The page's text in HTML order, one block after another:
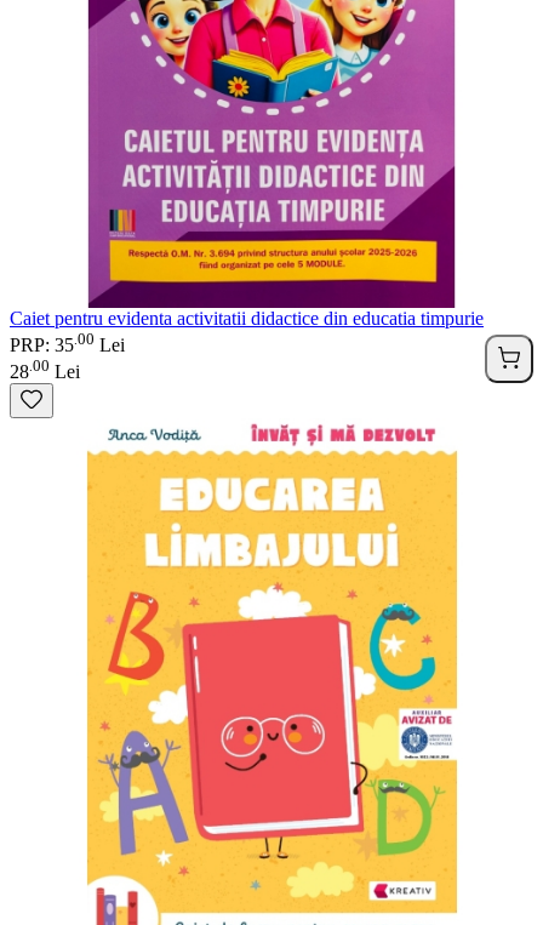
Caiet pentru evidenta activitatii didactice din educatia timpurie
PRP: 35 00 Lei
28 00 Lei